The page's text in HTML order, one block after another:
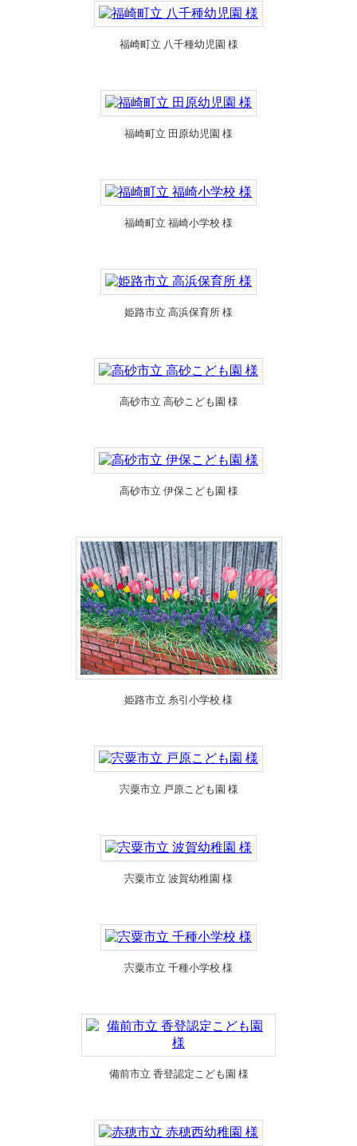
福崎町立 八千種幼児園 様
福崎町立 田原幼児園 様
福崎町立 福崎小学校 様
姫路市立 高浜保育所 様
高砂市立 高砂こども園 様
高砂市立 伊保こども園 様
姫路市立 糸引小学校 様
宍粟市立 戸原こども園 様
宍粟市立 波賀幼稚園 様
宍粟市立 千種小学校 様
備前市立 香登認定こども園 様